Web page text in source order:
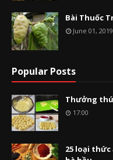
Bài Thuốc
June 01, 2019
Popular Posts
Thưởng
17:00
25 loại